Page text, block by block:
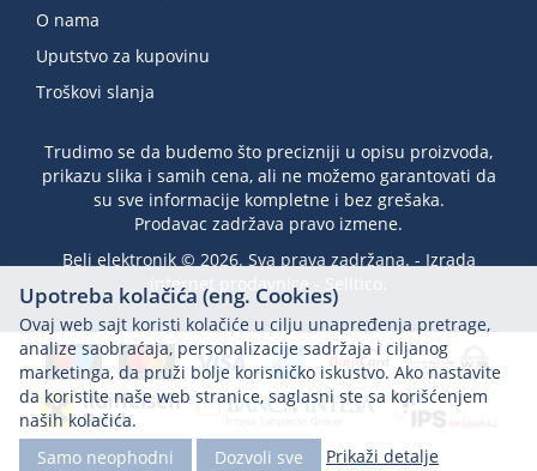
O nama
Uputstvo za kupovinu
Troškovi slanja
Trudimo se da budemo što precizniji u opisu proizvoda,
prikazu slika i samih cena, ali ne možemo garantovati da
su sve informacije kompletne i bez grešaka.
Prodavac zadržava pravo izmene.
Beli elektronik © 2026. Sva prava zadržana. - Izrada
internet prodavnice
Selltico.
Upotreba kolačića (eng. Cookies)
Ovaj web sajt koristi kolačiće u cilju unapređenja pretrage,
analize saobraćaja, personalizacije sadržaja i ciljanog
marketinga, da pruži bolje korisničko iskustvo. Ako nastavite
da koristite naše web stranice, saglasni ste sa korišćenjem
naših kolačića.
Samo neophodni
Dozvoli sve Prikaži detalje